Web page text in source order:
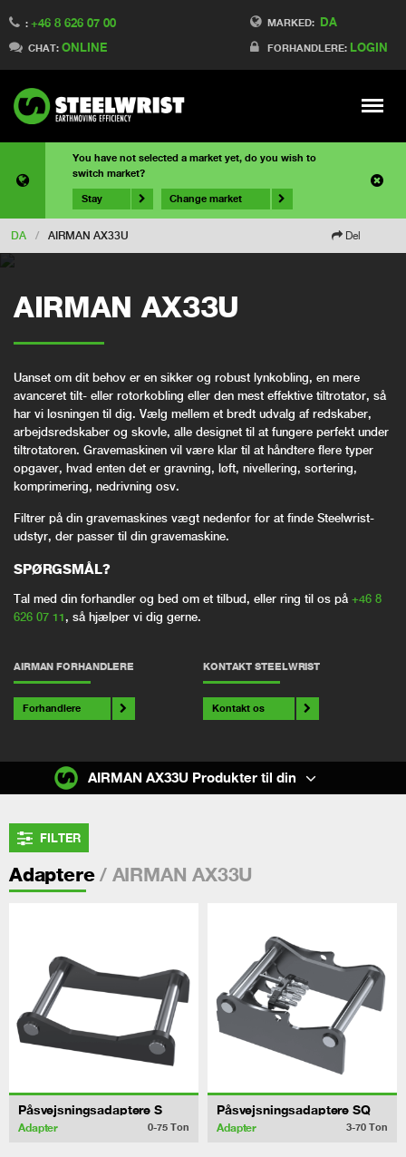
MARKED: DA
FORHANDLERE: LOGIN
: +46 8 626 07 00
CHAT: ONLINE
Meny
You have not selected a market yet, do you wish to
switch market?
Stay Change market
DA / AIRMAN AX33U Del
AIRMAN AX33U
Uanset om dit behov er en sikker og robust lynkobling, en mere
avanceret tilt- eller rotorkobling eller den mest effektive tiltrotator, så
har vi løsningen til dig. Vælg mellem et bredt udvalg af redskaber,
arbejdsredskaber og skovle, alle designet til at fungere perfekt under
tiltrotatoren. Gravemaskinen vil være klar til at håndtere flere typer
opgaver, hvad enten det er gravning, løft, nivellering, sortering,
komprimering, nedrivning osv.
Filtrer på din gravemaskines vægt nedenfor for at finde Steelwrist-
udstyr, der passer til din gravemaskine.
SPØRGSMÅL?
Tal med din forhandler og bed om et tilbud, eller ring til os på +46 8
626 07 11 , så hjælper vi dig gerne.
AIRMAN FORHANDLERE
Forhandlere
KONTAKT STEELWRIST
Kontakt os
FILTER
Adaptere/ AIRMAN AX33U
Påsvejsningsadaptere S
Adapter 0-75 Ton
Påsvejsningsadaptere SQ
Adapter 3-70 Ton
AIRMAN AX33U Produkter til din